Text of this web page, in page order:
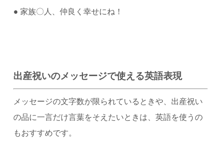
● 家族〇人、仲良く幸せにね！
出産祝いのメッセージで使える英語表現
メッセージの文字数が限られているときや、出産祝い
の品に一言だけ言葉をそえたいときは、英語を使うの
もおすすめです。